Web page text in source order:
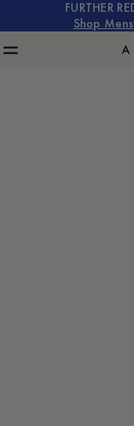
FURTHER
Shop